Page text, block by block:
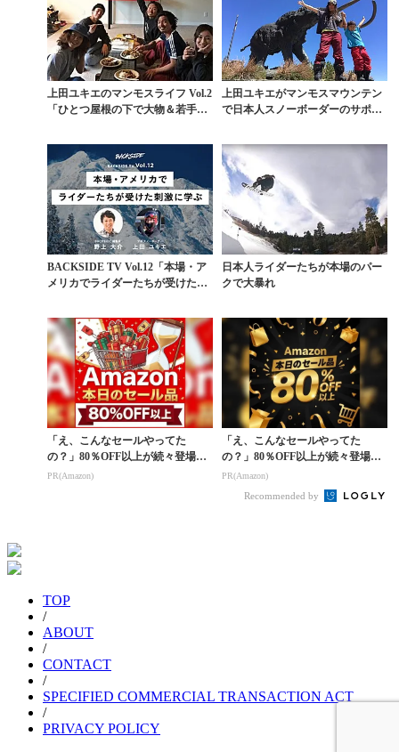
上田ユキエのマンモスライフ Vol.2
「ひとつ屋根の下で大物＆若手が
上田ユキエがマンモスマウンテン
で日本人スノーボーダーのサポー
BACKSIDE TV Vol.12「本場・ア
メリカでライダーたちが受けた刺
日本人ライダーたちが本場のパー
クで大暴れ
「え、こんなセールやってた
の？」80％OFF以上が続々登場！
Amazonの本気が...
PR(Amazon)
「え、こんなセールやってた
の？」80％OFF以上が続々登場！
Amazonの本気が...
PR(Amazon)
Recommended by
TOP
/
ABOUT
/
CONTACT
/
SPECIFIED COMMERCIAL TRANSACTION ACT
/
PRIVACY POLICY